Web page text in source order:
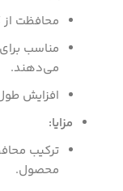
محافظت
مناسب
می‌دهند.
افزایش
مزایا:
ترکیب
محصول.